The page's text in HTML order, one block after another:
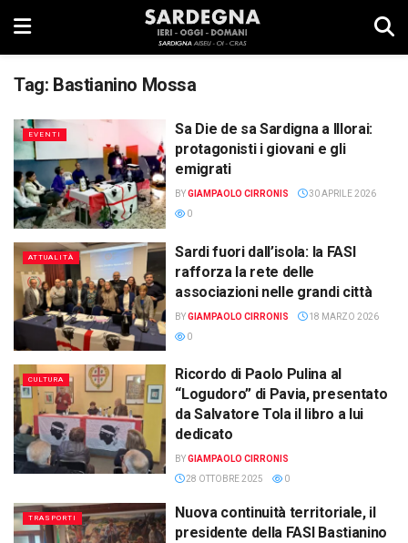
Tag: Bastianino Mossa
EVENTI
Sa Die de sa Sardigna a Illorai:
protagonisti i giovani e gli
emigrati
BYGIAMPAOLO CIRRONIS
30 APRILE 2026
0
ATTUALITÀ
Sardi fuori dall’isola: la FASI
rafforza la rete delle
associazioni nelle grandi città
BYGIAMPAOLO CIRRONIS
18 MARZO 2026
0
CULTURA
Ricordo di Paolo Pulina al
“Logudoro” di Pavia, presentato
da Salvatore Tola il libro a lui
dedicato
BYGIAMPAOLO CIRRONIS
28 OTTOBRE 2025
0
TRASPORTI
Nuova continuità territoriale, il
presidente della FASI Bastianino